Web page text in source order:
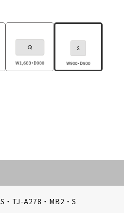
S・TJ-A278・MB2・S